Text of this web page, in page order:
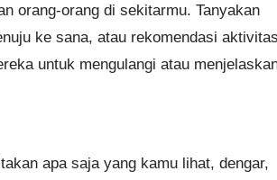
orang-orang di sekitarmu. Tanyakan
ke sana, atau rekomendasi
untuk mengulangi atau
apa saja yang kamu lihat, dengar,